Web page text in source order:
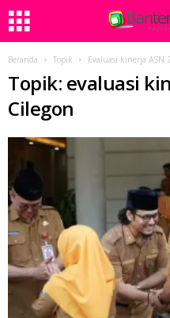
Beranda Topik Evaluasi kinerja ASN
Topik: evaluasi
Cilegon